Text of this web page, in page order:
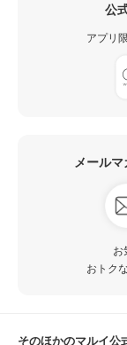
公
アプリ
メール
お
おトク
そのほかのマルイ公